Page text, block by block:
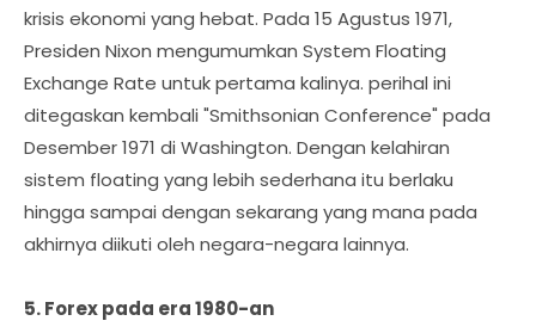
krisis ekonomi yang hebat. Pada 15 Agustus 1971,
Presiden Nixon mengumumkan System Floating
Exchange Rate untuk pertama kalinya. perihal ini
ditegaskan kembali "Smithsonian Conference" pada
Desember 1971 di Washington. Dengan kelahiran
sistem floating yang lebih sederhana itu berlaku
hingga sampai dengan sekarang yang mana pada
akhirnya diikuti oleh negara-negara lainnya.
5. Forex pada era 1980-an